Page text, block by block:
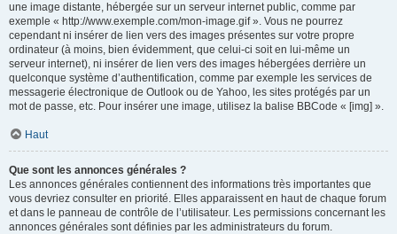
une image distante, hébergée sur un serveur internet public, comme par
exemple « http://www.exemple.com/mon-image.gif ». Vous ne pourrez
cependant ni insérer de lien vers des images présentes sur votre propre
ordinateur (à moins, bien évidemment, que celui-ci soit en lui-même un
serveur internet), ni insérer de lien vers des images hébergées derrière un
quelconque système d’authentification, comme par exemple les services de
messagerie électronique de Outlook ou de Yahoo, les sites protégés par un
mot de passe, etc. Pour insérer une image, utilisez la balise BBCode « [img] ».
Haut
Que sont les annonces générales ?
Les annonces générales contiennent des informations très importantes que
vous devriez consulter en priorité. Elles apparaissent en haut de chaque forum
et dans le panneau de contrôle de l’utilisateur. Les permissions concernant les
annonces générales sont définies par les administrateurs du forum.